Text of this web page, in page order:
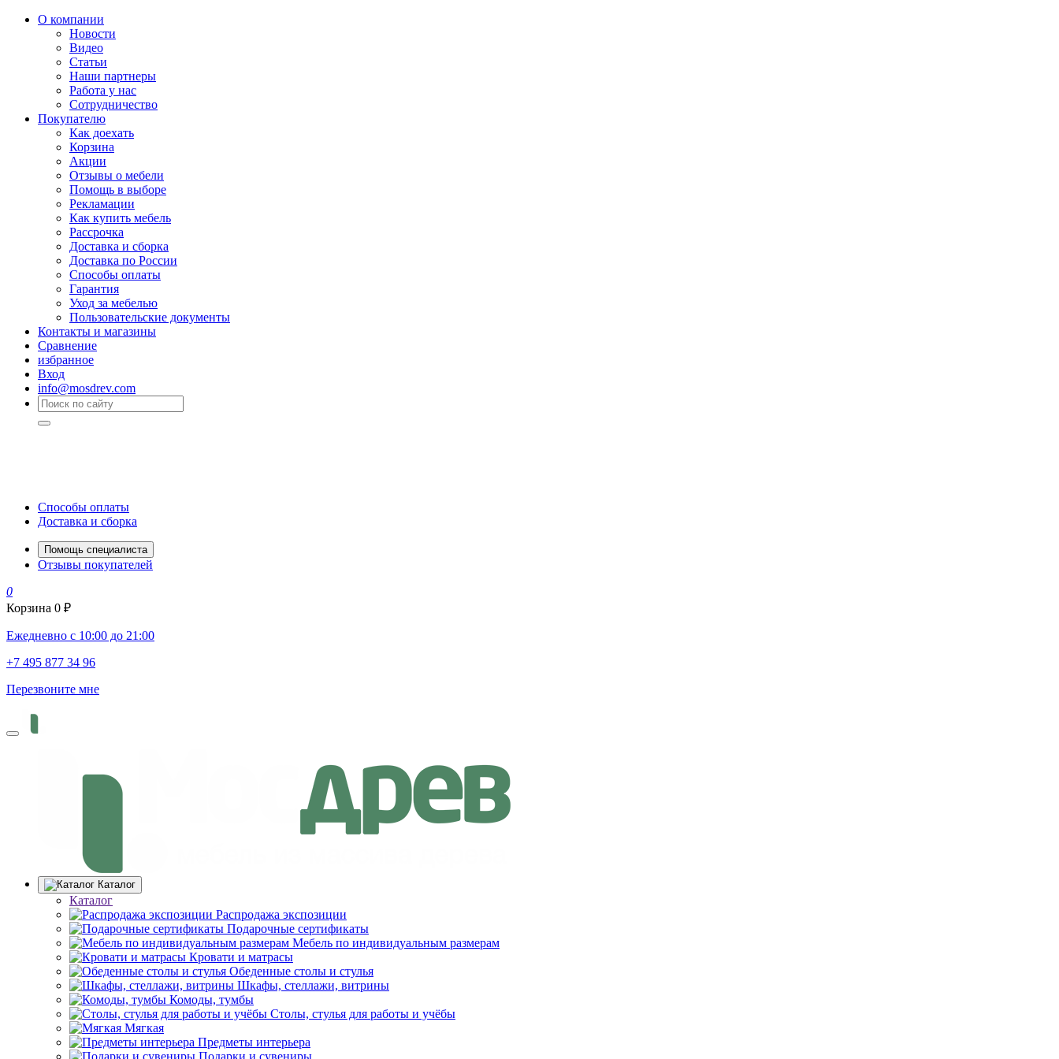
О компании
Новости
Видео
Статьи
Наши партнеры
Работа у нас
Сотрудничество
Покупателю
Как доехать
Корзина
Акции
Отзывы о мебели
Помощь в выборе
Рекламации
Как купить мебель
Рассрочка
Доставка и сборка
Доставка по России
Способы оплаты
Гарантия
Уход за мебелью
Пользовательские документы
Контакты и магазины
Сравнение
избранное
Вход
info@mosdrev.com
Способы оплаты
Доставка и сборка
Помощь специалиста
Отзывы покупателей
0
Корзина 0 ₽
Ежедневно с 10:00 до 21:00
+7 495 877 34 96
Перезвоните мне
Каталог
Каталог
Распродажа экспозиции
Подарочные сертификаты
Мебель по индивидуальным размерам
Кровати и матрасы
Обеденные столы и стулья
Шкафы, стеллажи, витрины
Комоды, тумбы
Столы, стулья для работы и учёбы
Мягкая
Предметы интерьера
Подарки и сувениры